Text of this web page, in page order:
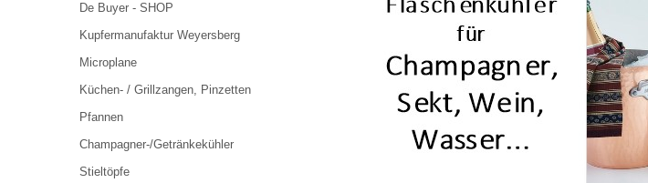
De Buyer - SHOP
Kupfermanufaktur Weyersberg
Microplane
Küchen- / Grillzangen, Pinzetten
Pfannen
Champagner-/Getränkekühler
Stieltöpfe